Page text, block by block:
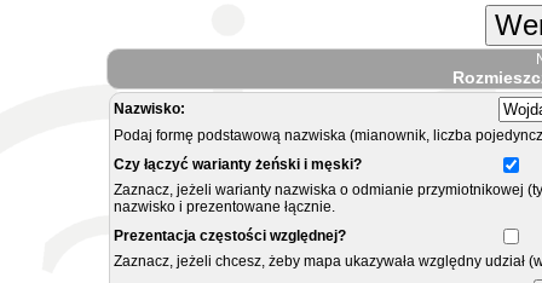
Nazwisko:
Podaj formę podstawową nazwiska (mianownik, liczba
Czy łączyć warianty żeński i męski?
Zaznacz, jeżeli warianty nazwiska o odmianie przymiotnikowej
nazwisko i prezentowane łącznie.
Prezentacja częstości względnej?
Zaznacz, jeżeli chcesz, żeby mapa ukazywała względny